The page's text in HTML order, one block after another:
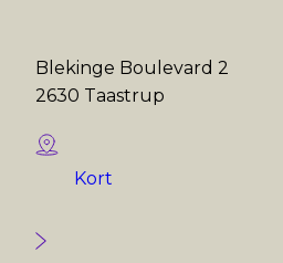
Blekinge Boulevard 2
2630 Taastrup
Kort